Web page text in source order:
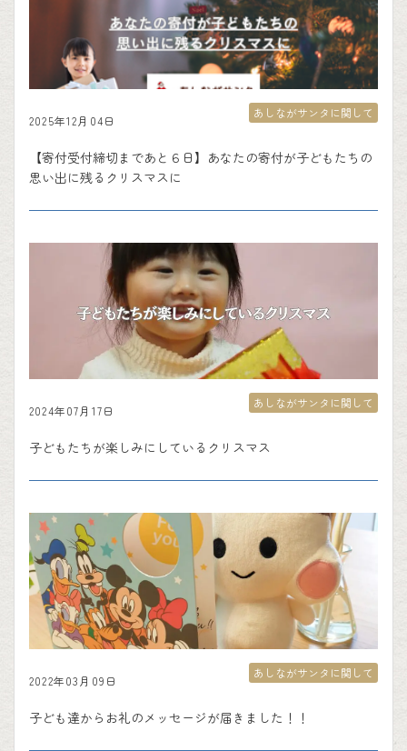
2025年12月04日
【寄付受付締切まであと６日】あなたの寄付が子どもたちの
思い出に残るクリスマスに
あしながサンタに関して
2024年07月17日
子どもたちが楽しみにしているクリスマス
あしながサンタに関して
2022年03月09日
子ども達からお礼のメッセージが届きました！！
あしながサンタに関して